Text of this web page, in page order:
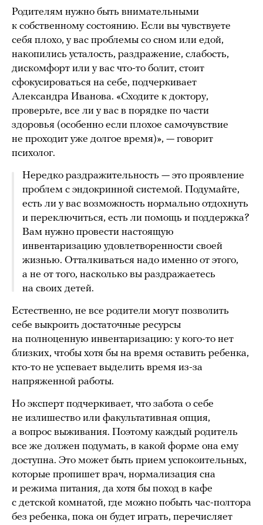
Родителям нужно быть внимательными
к собственному состоянию. Если вы чувствуете
себя плохо, у вас проблемы со сном или едой,
накопились усталость, раздражение, слабость,
дискомфорт или у вас что-то болит, стоит
сфокусироваться на себе, подчеркивает
Александра Иванова. «Сходите к доктору,
проверьте, все ли у вас в порядке по части
здоровья (особенно если плохое самочувствие
не проходит уже долгое время)», — говорит
психолог.
Нередко раздражительность — это проявление
проблем с эндокринной системой. Подумайте,
есть ли у вас возможность нормально отдохнуть
и переключиться, есть ли помощь и поддержка?
Вам нужно провести настоящую
инвентаризацию удовлетворенности своей
жизнью. Отталкиваться надо именно от этого,
а не от того, насколько вы раздражаетесь
на своих детей.
Естественно, не все родители могут позволить
себе выкроить достаточные ресурсы
на полноценную инвентаризацию: у кого-то нет
близких, чтобы хотя бы на время оставить ребенка,
кто-то не успевает выделить время из-за
напряженной работы.
Но эксперт подчеркивает, что забота о себе
не излишество или факультативная опция,
а вопрос выживания. Поэтому каждый родитель
все же должен подумать, в какой форме она ему
доступна. Это может быть прием успокоительных,
которые пропишет врач, нормализация сна
и режима питания, да хотя бы поход в кафе
с детской комнатой, где можно побыть час-полтора
без ребенка, пока он будет играть, перечисляет